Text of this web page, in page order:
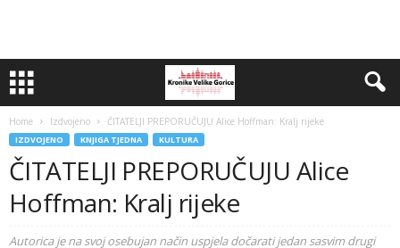
Home Izdvojeno ČITATELJI PREPORUČUJU Alice Hoffman: Kralj rijeke
IZDVOJENO KNJIGA TJEDNA KULTURA
ČITATELJI PREPORUČUJU Alice
Hoffman: Kralj rijeke
Autorica je na svoj osebujan način uspjela dočarati jedan sasvim drugi